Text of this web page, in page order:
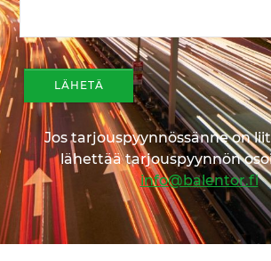
Jos tarjouspyynnössänne on
lähettää tarjouspyynnön
info@balentor.fi